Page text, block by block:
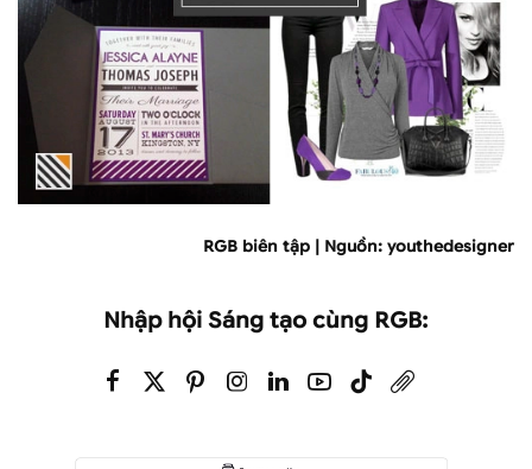
RGB biên tập | Nguồn: youthedesigner
Nhập hội Sáng tạo cùng RGB: